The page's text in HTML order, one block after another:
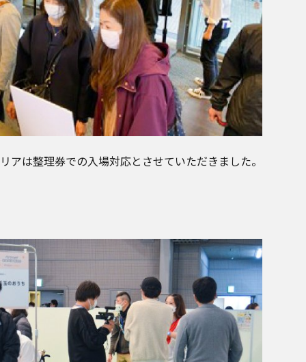
アは整理券での入場対応とさせていただきました。